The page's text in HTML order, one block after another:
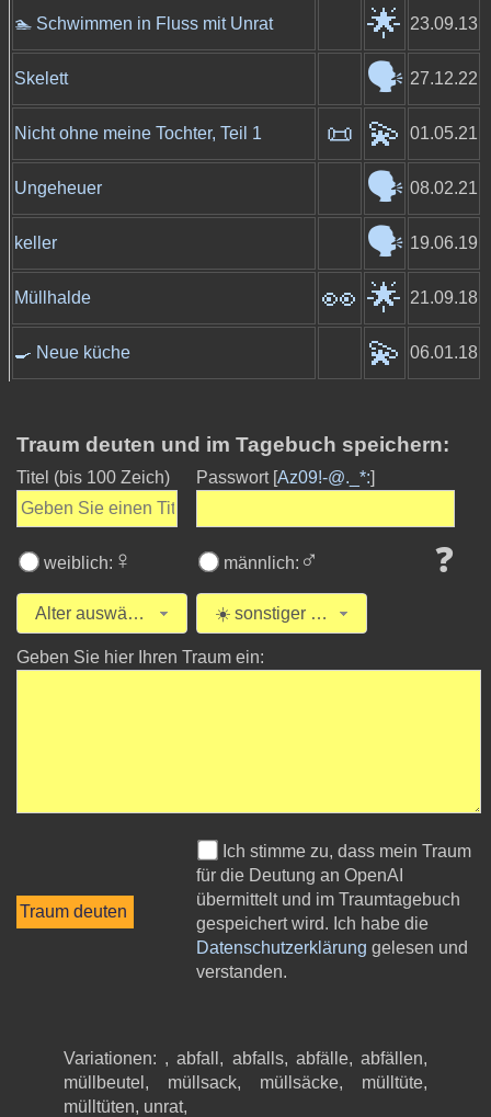
🏊️ Schwimmen in Fluss mit Unrat 🌟 23.09.13
Skelett 🗣️ 27.12.22
Nicht ohne meine Tochter, Teil 1 📜 💫 01.05.21
Ungeheuer 🗣️ 08.02.21
keller 🗣️ 19.06.19
Müllhalde 👀 🌟 21.09.18
🍳 Neue küche 💫 06.01.18
Traum deuten und im Tagebuch speichern:
Titel (bis 100 Zeich) Passwort [Az09!-@._*:]
weiblich: ♀ männlich: ♂ ❓
Alter auswählen ☀️ sonstiger Traum
Geben Sie hier Ihren Traum ein:
Ich stimme zu, dass mein Traum
für die Deutung an OpenAI
übermittelt und im Traumtagebuch
gespeichert wird. Ich habe die
Datenschutzerklärung gelesen und
verstanden.
Variationen: , abfall, abfalls, abfälle, abfällen,
müllbeutel, müllsack, müllsäcke, mülltüte,
mülltüten, unrat,